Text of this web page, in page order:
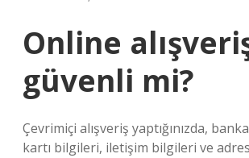
Online
güvenli mi?
Çevrimiçi alışveriş yaptığınızda,
kartı bilgileri, iletişim bilgileri ve